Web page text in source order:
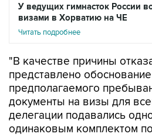
У ведущих гимнасток России
визами в Хорватию на ЧЕ
Читать подробнее
"В качестве причины
представлено
предполагаемого
документы на визы для
делегации подавались
одинаковым комплектом